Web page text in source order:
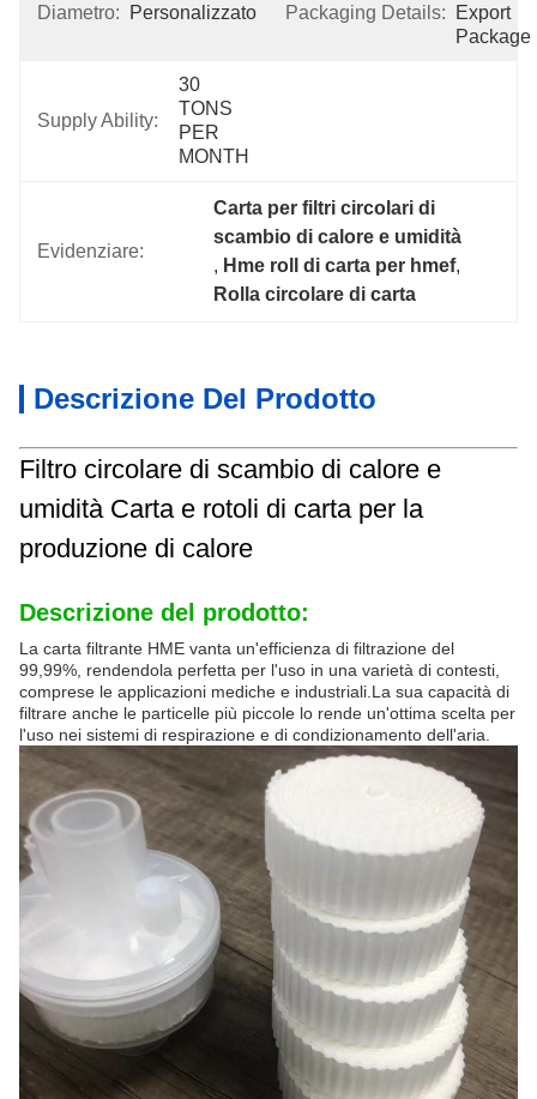
Diametro: Personalizzato Packaging Details:
Export
Package
Supply Ability:
30
TONS
PER
MONTH
Evidenziare:
Carta per filtri circolari di
scambio di calore e umidità
, Hme roll di carta per hmef,
Rolla circolare di carta
Descrizione Del Prodotto
Filtro circolare di scambio di calore e
umidità Carta e rotoli di carta per la
produzione di calore
Descrizione del prodotto:
La carta filtrante HME vanta un'efficienza di filtrazione del
99,99%, rendendola perfetta per l'uso in una varietà di contesti,
comprese le applicazioni mediche e industriali.La sua capacità di
filtrare anche le particelle più piccole lo rende un'ottima scelta per
l'uso nei sistemi di respirazione e di condizionamento dell'aria.